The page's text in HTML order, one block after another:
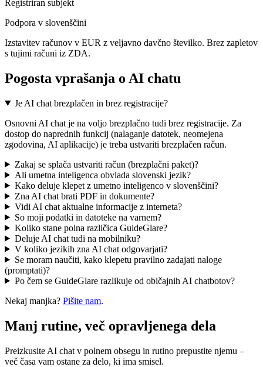
Registriran subjekt
Podpora v slovenščini
Izstavitev računov v EUR z veljavno davčno številko. Brez zapletov
s tujimi računi iz ZDA.
Pogosta vprašanja o AI chatu
Je AI chat brezplačen in brez registracije?
Osnovni AI chat je na voljo brezplačno tudi brez registracije. Za
dostop do naprednih funkcij (nalaganje datotek, neomejena
zgodovina, AI aplikacije) je treba ustvariti brezplačen račun.
Zakaj se splača ustvariti račun (brezplačni paket)?
Ali umetna inteligenca obvlada slovenski jezik?
Kako deluje klepet z umetno inteligenco v slovenščini?
Zna AI chat brati PDF in dokumente?
Vidi AI chat aktualne informacije z interneta?
So moji podatki in datoteke na varnem?
Koliko stane polna različica GuideGlare?
Deluje AI chat tudi na mobilniku?
V koliko jezikih zna AI chat odgovarjati?
Se moram naučiti, kako klepetu pravilno zadajati naloge
(promptati)?
Po čem se GuideGlare razlikuje od običajnih AI chatbotov?
Nekaj manjka? Pišite nam.
Manj rutine, več opravljenega dela
Preizkusite AI chat v polnem obsegu in rutino prepustite njemu –
več časa vam ostane za delo, ki ima smisel.